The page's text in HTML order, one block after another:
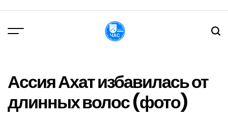
вмісту
Ассия Ахат избавилась от
длинных волос (фото)